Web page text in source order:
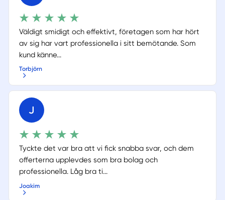
Väldigt smidigt och effektivt, företagen som har hört
av sig har vart professionella i sitt bemötande. Som
kund känne...
Torbjörn
J
Tyckte det var bra att vi fick snabba svar, och dem
offerterna upplevdes som bra bolag och
professionella. Låg bra ti...
Joakim